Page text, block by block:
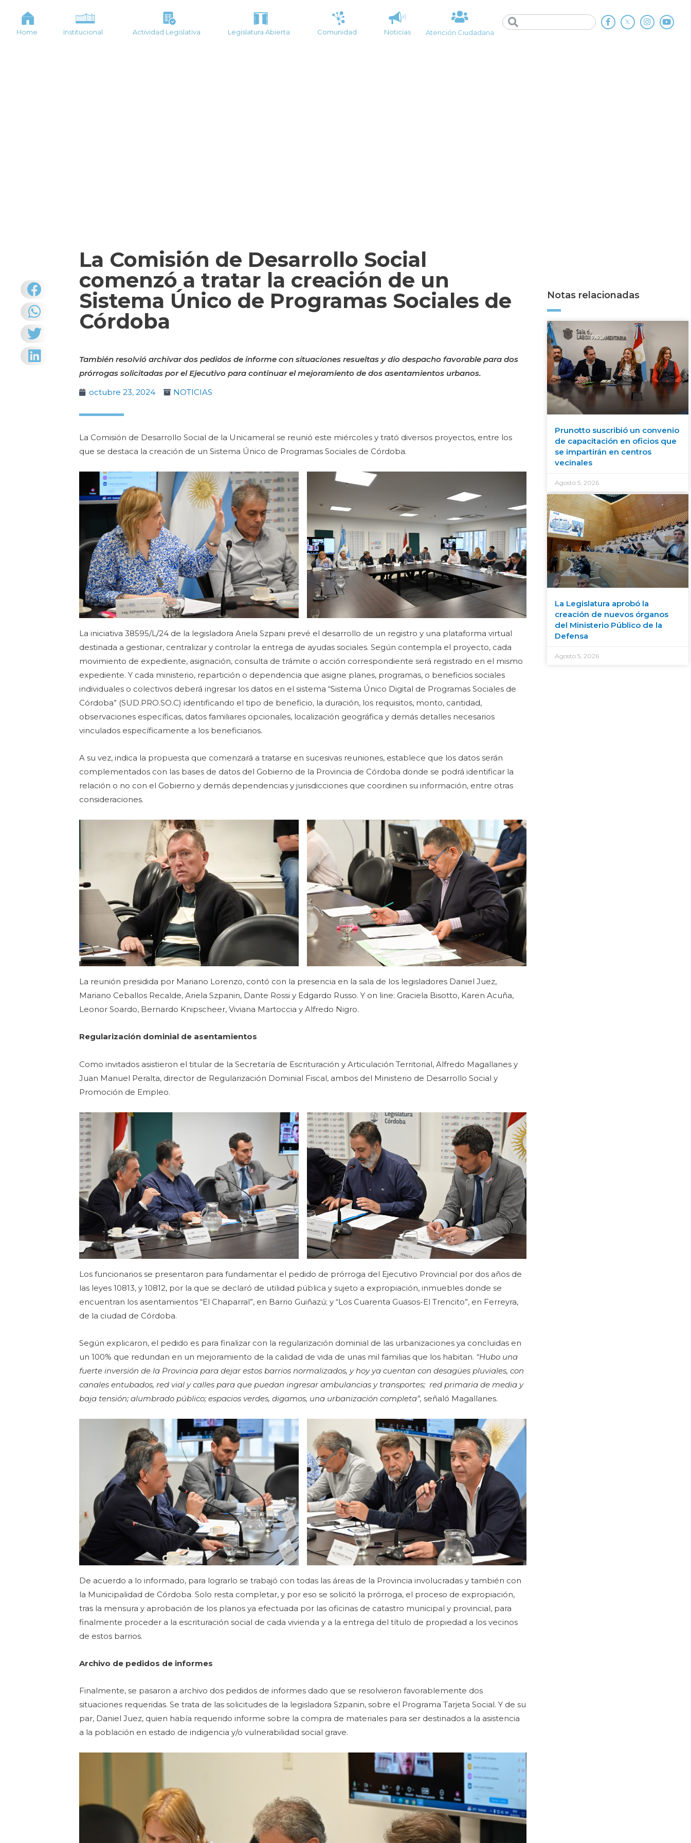
Home Institucional Actividad Legislativa Legislatura Abierta Comunidad Noticias Atención Ciudadana
La Comisión de Desarrollo Social
comenzó a tratar la creación de un
Sistema Único de Programas Sociales de
Córdoba
También resolvió archivar dos pedidos de informe con situaciones resueltas y dio despacho favorable para dos
prórrogas solicitadas por el Ejecutivo para continuar el mejoramiento de dos asentamientos urbanos.
octubre 23, 2024
NOTICIAS
La Comisión de Desarrollo Social de la Unicameral se reunió este miércoles y trató diversos proyectos, entre los
que se destaca la creación de un Sistema Único de Programas Sociales de Córdoba.
La iniciativa 38595/L/24 de la legisladora Ariela Szpani prevé el desarrollo de un registro y una plataforma virtual
destinada a gestionar, centralizar y controlar la entrega de ayudas sociales. Según contempla el proyecto, cada
movimiento de expediente, asignación, consulta de trámite o acción correspondiente será registrado en el mismo
expediente. Y cada ministerio, repartición o dependencia que asigne planes, programas, o beneficios sociales
individuales o colectivos deberá ingresar los datos en el sistema “Sistema Único Digital de Programas Sociales de
Córdoba” (SUD.PRO.SO.C) identificando el tipo de beneficio, la duración, los requisitos, monto, cantidad,
observaciones específicas, datos familiares opcionales, localización geográfica y demás detalles necesarios
vinculados específicamente a los beneficiarios.
A su vez, indica la propuesta que comenzará a tratarse en sucesivas reuniones, establece que los datos serán
complementados con las bases de datos del Gobierno de la Provincia de Córdoba donde se podrá identificar la
relación o no con el Gobierno y demás dependencias y jurisdicciones que coordinen su información, entre otras
consideraciones.
La reunión presidida por Mariano Lorenzo, contó con la presencia en la sala de los legisladores Daniel Juez,
Mariano Ceballos Recalde, Ariela Szpanin, Dante Rossi y Edgardo Russo. Y on line: Graciela Bisotto, Karen Acuña,
Leonor Soardo, Bernardo Knipscheer, Viviana Martoccia y Alfredo Nigro.
Regularización dominial de asentamientos
Como invitados asistieron el titular de la Secretaría de Escrituración y Articulación Territorial, Alfredo Magallanes y
Juan Manuel Peralta, director de Regularización Dominial Fiscal, ambos del Ministerio de Desarrollo Social y
Promoción de Empleo.
Los funcionarios se presentaron para fundamentar el pedido de prórroga del Ejecutivo Provincial por dos años de
las leyes 10813, y 10812, por la que se declaró de utilidad pública y sujeto a expropiación, inmuebles donde se
encuentran los asentamientos “El Chaparral”, en Barrio Guiñazú; y “Los Cuarenta Guasos-El Trencito”, en Ferreyra,
de la ciudad de Córdoba.
Según explicaron, el pedido es para finalizar con la regularización dominial de las urbanizaciones ya concluidas en
un 100% que redundan en un mejoramiento de la calidad de vida de unas mil familias que los habitan. “Hubo una
fuerte inversión de la Provincia para dejar estos barrios normalizados, y hoy ya cuentan con desagües pluviales, con
canales entubados, red vial y calles para que puedan ingresar ambulancias y transportes; red primaria de media y
baja tensión; alumbrado público; espacios verdes, digamos, una urbanización completa”,señaló Magallanes.
De acuerdo a lo informado, para lograrlo se trabajó con todas las áreas de la Provincia involucradas y también con
la Municipalidad de Córdoba. Solo resta completar, y por eso se solicitó la prórroga, el proceso de expropiación,
tras la mensura y aprobación de los planos ya efectuada por las oficinas de catastro municipal y provincial, para
finalmente proceder a la escrituración social de cada vivienda y a la entrega del título de propiedad a los vecinos
de estos barrios.
Archivo de pedidos de informes
Finalmente, se pasaron a archivo dos pedidos de informes dado que se resolvieron favorablemente dos
situaciones requeridas. Se trata de las solicitudes de la legisladora Szpanin, sobre el Programa Tarjeta Social. Y de su
par, Daniel Juez, quien había requerido informe sobre la compra de materiales para ser destinados a la asistencia
a la población en estado de indigencia y/o vulnerabilidad social grave.
Notas relacionadas
Prunotto suscribió un convenio
de capacitación en oficios que
se impartirán en centros
vecinales
Agosto 5, 2026
La Legislatura aprobó la
creación de nuevos órganos
del Ministerio Público de la
Defensa
Agosto 5, 2026